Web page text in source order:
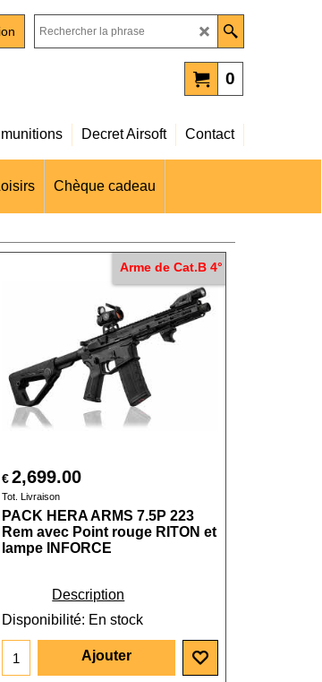
0
Decret Airsoft Contact
Chèque cadeau
Arme de Cat.B 4°
€2,699.00
Tot. Livraison
PACK HERA ARMS 7.5P 223
Rem avec Point rouge RITON et
lampe INFORCE
Description
Disponibilité: En stock
Ajouter